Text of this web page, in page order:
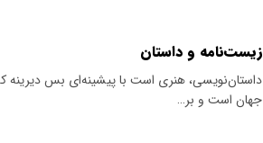
زیست‌نامه و داستان
داستان‌نویسی، هنری است با پیشینه‌ای بس
جهان است و بر…